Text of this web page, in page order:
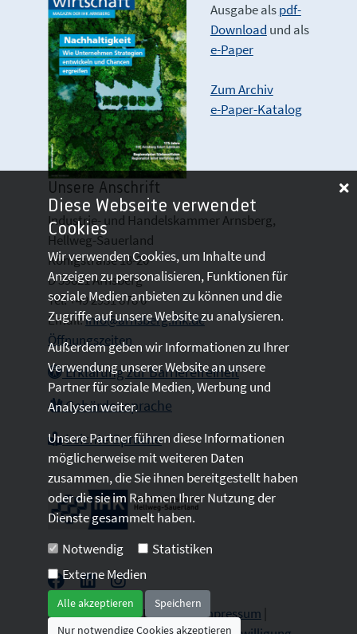
Ausgabe alspdf-
Download und als
e-Paper
Zum Archiv
e-Paper-Katalog
Unsere Anschrift
Industrie- und Handelskammer Arnsberg,
Hellweg-Sauerland
Königstraße 18-20
D 59821 Arnsberg
Tel: +49 2931 878 0
Email:info@arnsberg.ihk.de
Öffnungszeiten
Erklärung zur Barrierefreiheit
Gebärdensprache
Leichte Sprache
2026 © All Rights Reserved.Impressum
Diese Webseite verwendet
Cookies
Wir verwenden Cookies, um Inhalte und
Anzeigen zu personalisieren, Funktionen für
soziale Medien anbieten zu können und die
Zugriffe auf unsere Website zu analysieren.
Außerdem geben wir Informationen zu Ihrer
Verwendung unserer Website an unsere
Partner für soziale Medien, Werbung und
Analysen weiter.
Unsere Partner führen diese Informationen
möglicherweise mit weiteren Daten
zusammen, die Sie ihnen bereitgestellt haben
oder die sie im Rahmen Ihrer Nutzung der
Dienste gesammelt haben.
Notwendig
Statistiken
Externe Medien
Alle akzeptieren
Speichern
Nur notwendige Cookies akzeptieren